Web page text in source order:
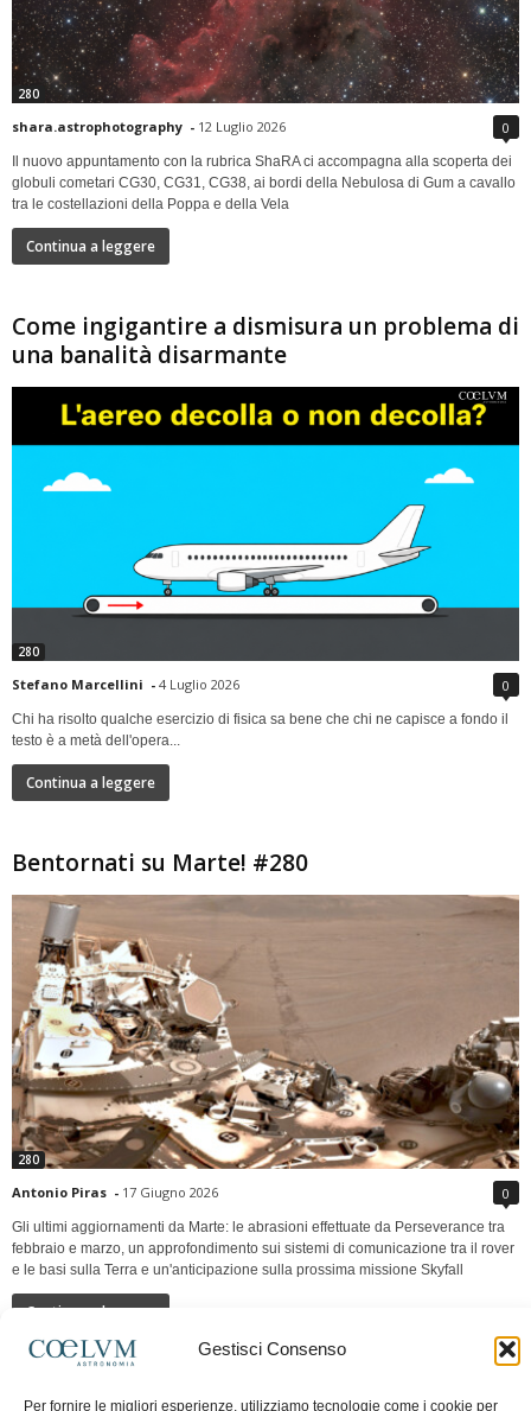
Gestisci Consenso
Per fornire le migliori esperienze, utilizziamo tecnologie come i cookie per
280
shara.astrophotography - 12 Luglio 2026 0
Il nuovo appuntamento con la rubrica ShaRA ci accompagna alla scoperta dei
globuli cometari CG30, CG31, CG38, ai bordi della Nebulosa di Gum a cavallo
tra le costellazioni della Poppa e della Vela
Continua a leggere
Come ingigantire a dismisura un problema di
una banalità disarmante
280
Stefano Marcellini - 4 Luglio 2026 0
Chi ha risolto qualche esercizio di fisica sa bene che chi ne capisce a fondo il
testo è a metà dell'opera...
Continua a leggere
Bentornati su Marte! #280
280
Antonio Piras - 17 Giugno 2026 0
Gli ultimi aggiornamenti da Marte: le abrasioni effettuate da Perseverance tra
febbraio e marzo, un approfondimento sui sistemi di comunicazione tra il rover
e le basi sulla Terra e un'anticipazione sulla prossima missione Skyfall
Continua a leggere